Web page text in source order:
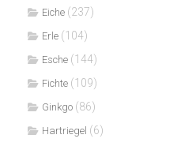
Eiche (237)
Erle (104)
Esche (144)
Fichte (109)
Ginkgo (86)
Hartriegel (6)